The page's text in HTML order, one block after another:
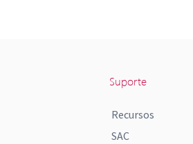
Suporte
Recursos
SAC